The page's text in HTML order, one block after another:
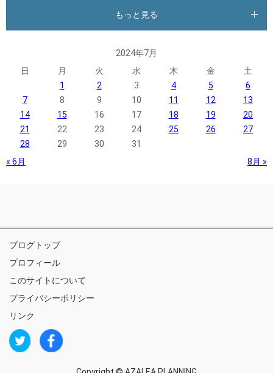
もっと見る
2024年7月
日
月 火 水 木 金
土
1
2 3 4 5
6
7
8 9 10 11 12
13
14
15 16 17 18 19
20
21
22 23 24 25 26
27
28
29 30
31
« 6月
8月 »
ブログトップ
プロフィール
このサイトについて
プライバシーポリシー
リンク